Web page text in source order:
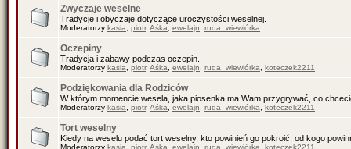
Zwyczaje weselne
Tradycje i obyczaje dotyczące uroczystości weselnej.
Moderatorzy kasia piotr, Aśka ewelajn ruda_wiewiórka
Oczepiny
Tradycja i zabawy podczas oczepin.
Moderatorzy kasia piotr, Aśka ewelajn ruda_wiewiórka koteczek2211
Podziękowania dla Rodziców
W którym momencie wesela, jaka piosenka ma Wam przygrywać, co
Moderatorzy kasia piotr, Aśka ewelajn ruda_wiewiórka koteczek2211
Tort weselny
Kiedy na weselu podać tort weselny, kto powinień go pokroić, od kogo
Moderatorzy kasia piotr, Aśka ewelajn ruda_wiewiórka koteczek2211